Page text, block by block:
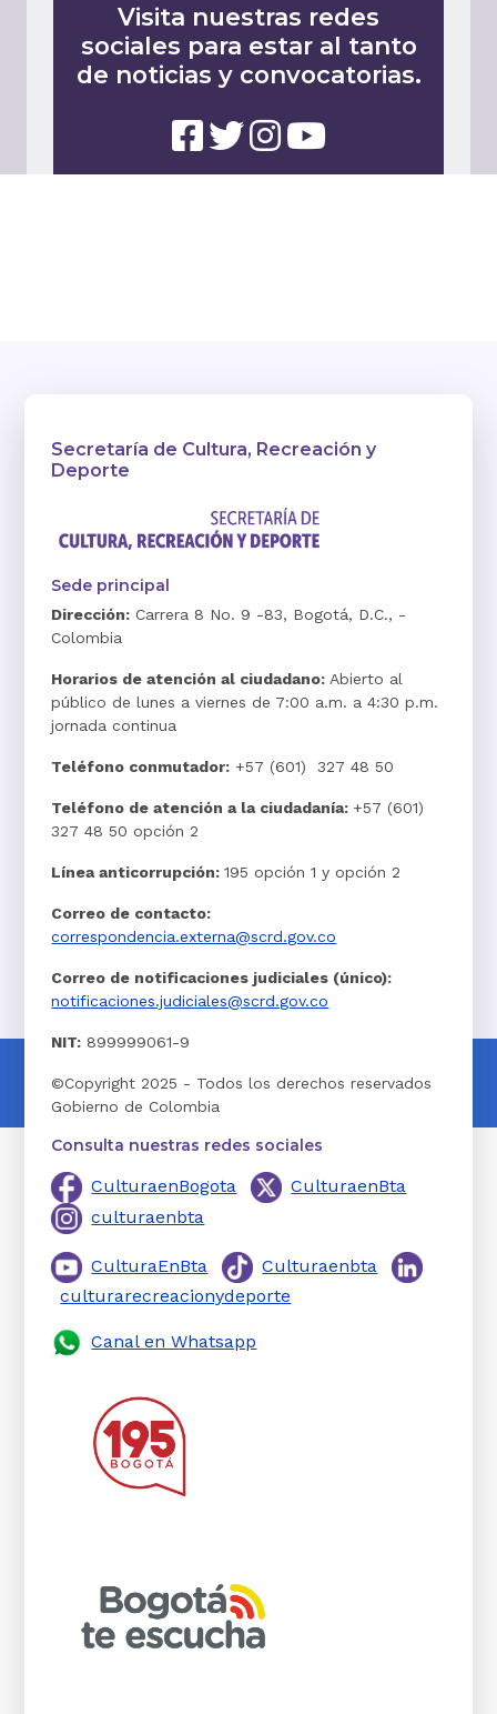
Visita nuestras redes
sociales para estar al tanto
de noticias y convocatorias.
Secretaría de Cultura, Recreación y
Deporte
Sede principal
Dirección: Carrera 8 No. 9 -83, Bogotá, D.C., -
Colombia
Horarios de atención al ciudadano: Abierto al
público de lunes a viernes de 7:00 a.m. a 4:30 p.m.
jornada continua
Teléfono conmutador: +57 (601) 327 48 50
Teléfono de atención a la ciudadanía: +57 (601)
327 48 50 opción 2
Línea anticorrupción:195 opción 1 y opción 2
Correo de contacto:
correspondencia.externa@scrd.gov.co
Correo de notificaciones judiciales (único):
notificaciones.judiciales@scrd.gov.co
NIT: 899999061-9
©Copyright 2025 - Todos los derechos reservados
Gobierno de Colombia
Consulta nuestras redes sociales
CulturaenBogota
CulturaenBta
culturaenbta
CulturaEnBta
Culturaenbta
culturarecreacionydeporte
Canal en Whatsapp